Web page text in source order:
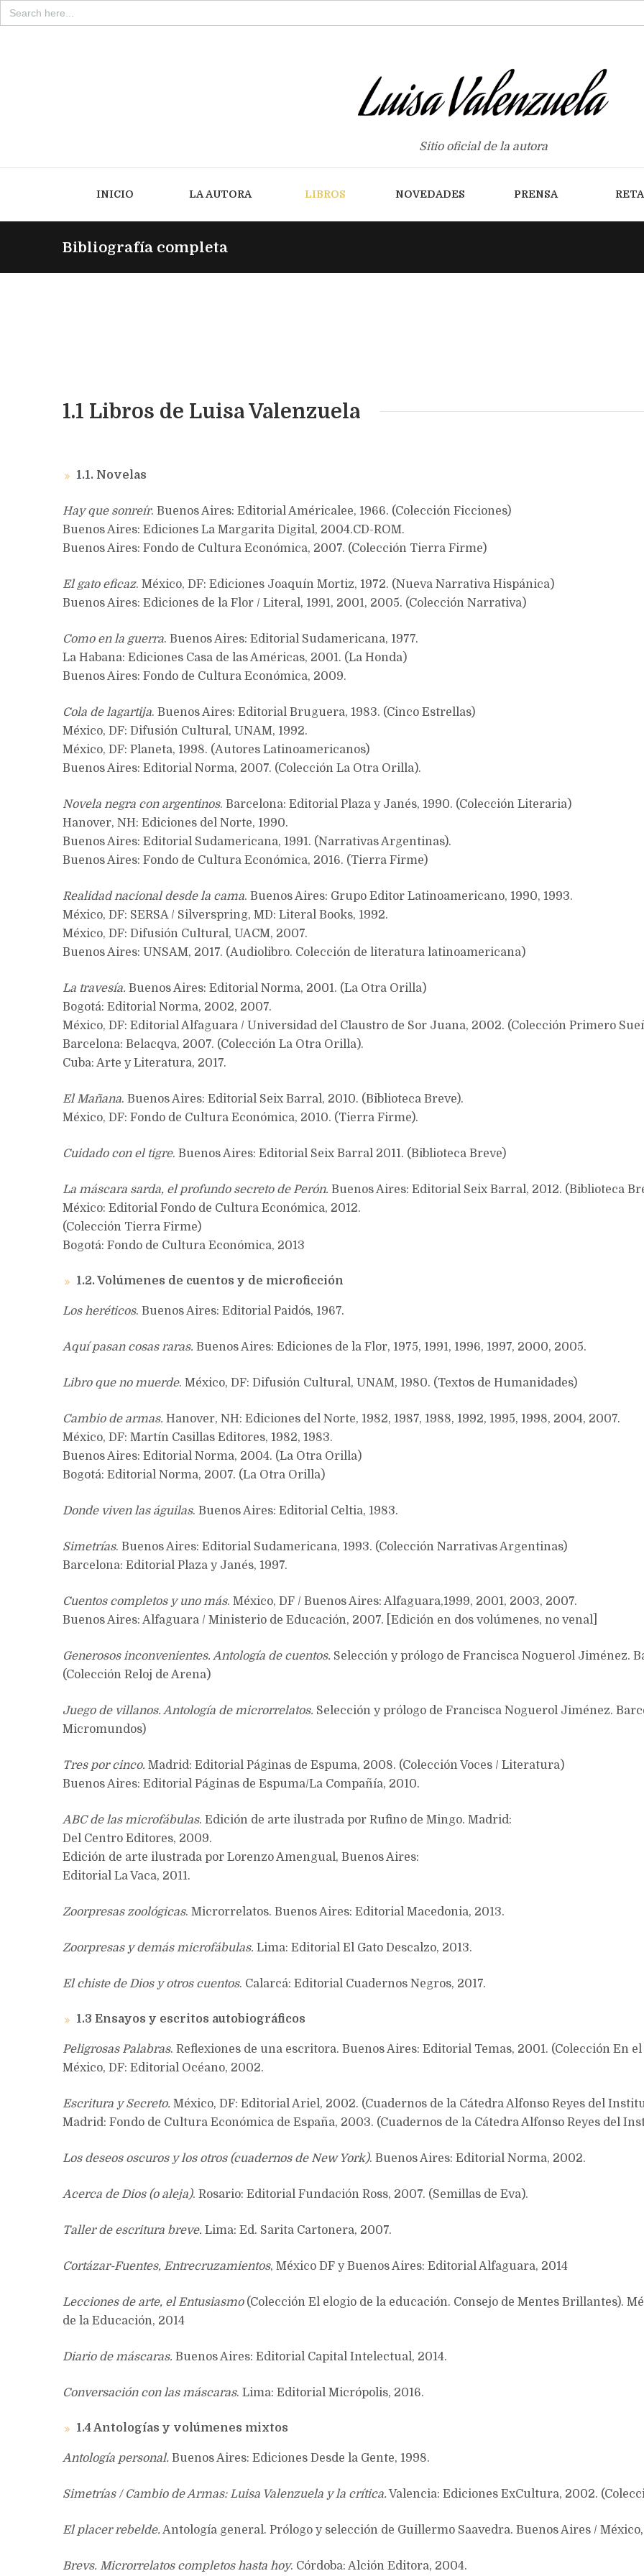
Search
for:
Sitio oficial de la autora
INICIO LA AUTORA LIBROS NOVEDADES PRENSA
Bibliografía completa
1.1 Libros de Luisa Valenzuela
1.1. Novelas
Hay que sonreír. Buenos Aires: Editorial Américalee, 1966. (Colección Ficciones)
Buenos Aires: Ediciones La Margarita Digital, 2004.CD-ROM.
Buenos Aires: Fondo de Cultura Económica, 2007. (Colección Tierra Firme)
El gato eficaz. México, DF: Ediciones Joaquín Mortiz, 1972. (Nueva Narrativa Hispánica)
Buenos Aires: Ediciones de la Flor / Literal, 1991, 2001, 2005. (Colección Narrativa)
Como en la guerra. Buenos Aires: Editorial Sudamericana, 1977.
La Habana: Ediciones Casa de las Américas, 2001. (La Honda)
Buenos Aires: Fondo de Cultura Económica, 2009.
Cola de lagartija. Buenos Aires: Editorial Bruguera, 1983. (Cinco Estrellas)
México, DF: Difusión Cultural, UNAM, 1992.
México, DF: Planeta, 1998. (Autores Latinoamericanos)
Buenos Aires: Editorial Norma, 2007. (Colección La Otra Orilla).
Novela negra con argentinos. Barcelona: Editorial Plaza y Janés, 1990. (Colección Literaria)
Hanover, NH: Ediciones del Norte, 1990.
Buenos Aires: Editorial Sudamericana, 1991. (Narrativas Argentinas).
Buenos Aires: Fondo de Cultura Económica, 2016. (Tierra Firme)
Realidad nacional desde la cama. Buenos Aires: Grupo Editor Latinoamericano, 1990, 1993.
México, DF: SERSA / Silverspring, MD: Literal Books, 1992.
México, DF: Difusión Cultural, UACM, 2007.
Buenos Aires: UNSAM, 2017. (Audiolibro. Colección de literatura latinoamericana)
La travesía. Buenos Aires: Editorial Norma, 2001. (La Otra Orilla)
Bogotá: Editorial Norma, 2002, 2007.
México, DF: Editorial Alfaguara / Universidad del Claustro de Sor Juana, 2002. (Colección Primero
Barcelona: Belacqva, 2007. (Colección La Otra Orilla).
Cuba: Arte y Literatura, 2017.
El Mañana. Buenos Aires: Editorial Seix Barral, 2010. (Biblioteca Breve).
México, DF: Fondo de Cultura Económica, 2010. (Tierra Firme).
Cuidado con el tigre. Buenos Aires: Editorial Seix Barral 2011. (Biblioteca Breve)
La máscara sarda, el profundo secreto de Perón. Buenos Aires: Editorial Seix Barral, 2012. (Biblioteca
México: Editorial Fondo de Cultura Económica, 2012.
(Colección Tierra Firme)
Bogotá: Fondo de Cultura Económica, 2013
1.2. Volúmenes de cuentos y de microficción
Los heréticos. Buenos Aires: Editorial Paidós, 1967.
Aquí pasan cosas raras. Buenos Aires: Ediciones de la Flor, 1975, 1991, 1996, 1997, 2000, 2005.
Libro que no muerde. México, DF: Difusión Cultural, UNAM, 1980. (Textos de Humanidades)
Cambio de armas. Hanover, NH: Ediciones del Norte, 1982, 1987, 1988, 1992, 1995, 1998, 2004, 2007.
México, DF: Martín Casillas Editores, 1982, 1983.
Buenos Aires: Editorial Norma, 2004. (La Otra Orilla)
Bogotá: Editorial Norma, 2007. (La Otra Orilla)
Donde viven las águilas. Buenos Aires: Editorial Celtia, 1983.
Simetrías. Buenos Aires: Editorial Sudamericana, 1993. (Colección Narrativas Argentinas)
Barcelona: Editorial Plaza y Janés, 1997.
Cuentos completos y uno más. México, DF / Buenos Aires: Alfaguara,1999, 2001, 2003, 2007.
Buenos Aires: Alfaguara / Ministerio de Educación, 2007. [Edición en dos volúmenes, no venal]
Generosos inconvenientes. Antología de cuentos. Selección y prólogo de Francisca Noguerol Jiménez.
(Colección Reloj de Arena)
Juego de villanos. Antología de microrrelatos. Selección y prólogo de Francisca Noguerol Jiménez.
Micromundos)
Tres por cinco. Madrid: Editorial Páginas de Espuma, 2008. (Colección Voces / Literatura)
Buenos Aires: Editorial Páginas de Espuma/La Compañía, 2010.
ABC de las microfábulas. Edición de arte ilustrada por Rufino de Mingo. Madrid:
Del Centro Editores, 2009.
Edición de arte ilustrada por Lorenzo Amengual, Buenos Aires:
Editorial La Vaca, 2011.
Zoorpresas zoológicas. Microrrelatos. Buenos Aires: Editorial Macedonia, 2013.
Zoorpresas y demás microfábulas. Lima: Editorial El Gato Descalzo, 2013.
El chiste de Dios y otros cuentos. Calarcá: Editorial Cuadernos Negros, 2017.
1.3 Ensayos y escritos autobiográficos
Peligrosas Palabras. Reflexiones de una escritora. Buenos Aires: Editorial Temas, 2001. (Colección En
México, DF: Editorial Océano, 2002.
Escritura y Secreto. México, DF: Editorial Ariel, 2002. (Cuadernos de la Cátedra Alfonso Reyes del
Madrid: Fondo de Cultura Económica de España, 2003. (Cuadernos de la Cátedra Alfonso Reyes del
Los deseos oscuros y los otros (cuadernos de New York). Buenos Aires: Editorial Norma, 2002.
Acerca de Dios (o aleja). Rosario: Editorial Fundación Ross, 2007. (Semillas de Eva).
Taller de escritura breve. Lima: Ed. Sarita Cartonera, 2007.
Cortázar-Fuentes, Entrecruzamientos, México DF y Buenos Aires: Editorial Alfaguara, 2014
Lecciones de arte, el Entusiasmo(Colección El elogio de la educación. Consejo de Mentes Brillantes).
de la Educación, 2014
Diario de máscaras. Buenos Aires: Editorial Capital Intelectual, 2014.
Conversación con las máscaras. Lima: Editorial Micrópolis, 2016.
1.4 Antologías y volúmenes mixtos
Antología personal. Buenos Aires: Ediciones Desde la Gente, 1998.
Simetrías / Cambio de Armas: Luisa Valenzuela y la crítica. Valencia: Ediciones ExCultura, 2002.
El placer rebelde. Antología general. Prólogo y selección de Guillermo Saavedra. Buenos Aires /
Brevs. Microrrelatos completos hasta hoy. Córdoba: Alción Editora, 2004.